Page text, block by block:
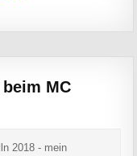
MC
2018 - mein